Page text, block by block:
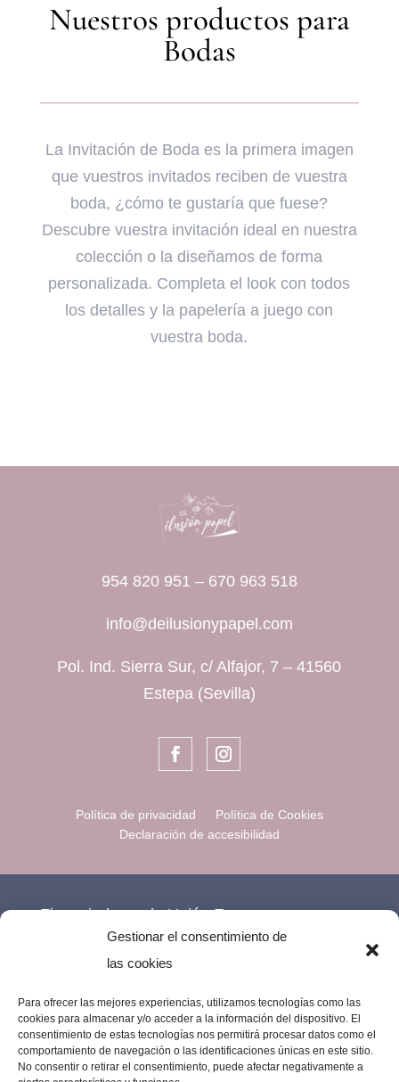
Gestionar el consentimiento de
las cookies
Para ofrecer las mejores experiencias, utilizamos tecnologías como las
cookies para almacenar y/o acceder a la información del dispositivo. El
consentimiento de estas tecnologías nos permitirá procesar datos como el
comportamiento de navegación o las identificaciones únicas en este sitio.
No consentir o retirar el consentimiento, puede afectar negativamente a
Nuestros productos para
Bodas
La Invitación de Boda es la primera imagen
que vuestros invitados reciben de vuestra
boda, ¿cómo te gustaría que fuese?
Descubre vuestra invitación ideal en nuestra
colección o la diseñamos de forma
personalizada. Completa el look con todos
los detalles y la papelería a juego con
vuestra boda.
954 820 951 – 670 963 518
info@deilusionypapel.com
Pol. Ind. Sierra Sur, c/ Alfajor, 7 – 41560
Estepa (Sevilla)
Política de privacidad
Política de Cookies
Declaración de accesibilidad
Financiado por la Unión Europea –
NextGenerationEU.